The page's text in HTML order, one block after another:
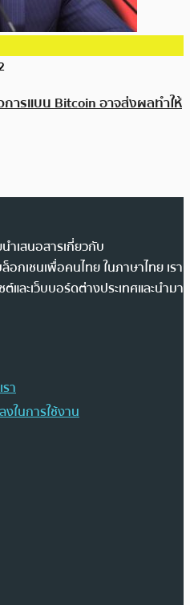
ารแบน Bitcoin อาจส่งผลทำให้
ำเสนอสารเกี่ยวกับ
อกเชนเพื่อคนไทย ในภาษาไทย เรา
ละเว็บบอร์ดต่างประเทศและนำมา
า
ในการใช้งาน